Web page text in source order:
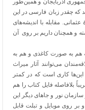
آذربایجان و همین‌طور
که چقدر زبان فارسی در این
مقابله با اندیشه‌های
و همچنان داریم بر روی آن
هم به صورت کاغذی و هم به
می‌توانند آثار میراث
کاری است که در کمتر
بلافاصله فایل کتاب را هم
نور و جاهای دیگر این
بر روی موبایل و تبلت قابل